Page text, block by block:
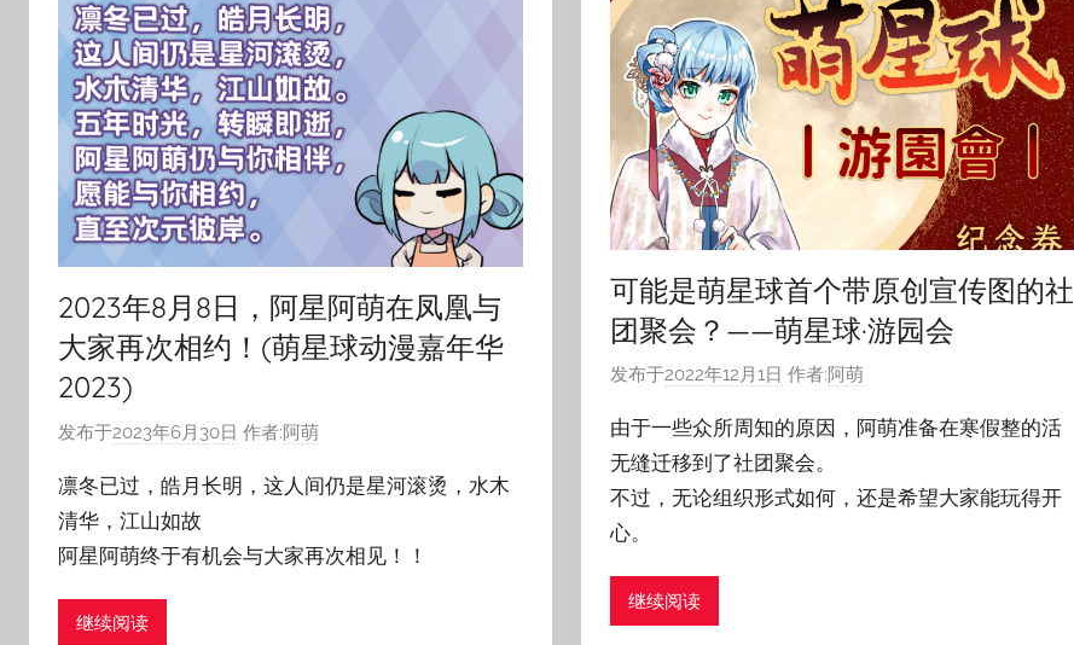
2023年8月8日，阿星阿萌在凤凰与
大家再次相约！(萌星球动漫嘉年华
2023)
发布于2023年6月30日 作者:阿萌
凛冬已过，皓月长明，这人间仍是星河滚烫，水木
清华，江山如故
阿星阿萌终于有机会与大家再次相见！！
继续阅读
可能是萌星球首个带原创宣传图的社
团聚会？——萌星球·游园会
发布于2022年12月1日 作者:阿萌
由于一些众所周知的原因，阿萌准备在寒假整的活
无缝迁移到了社团聚会。
不过，无论组织形式如何，还是希望大家能玩得开
心。
继续阅读